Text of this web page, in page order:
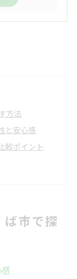
方法
と安心感
較ポイント
ック方法
イント
イント
点
方法
市で探